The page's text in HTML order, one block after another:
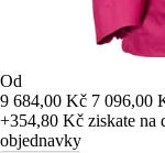
Od
9 684,00 Kč 7 096,00
+354,80 Kč ziskate na
objednavky